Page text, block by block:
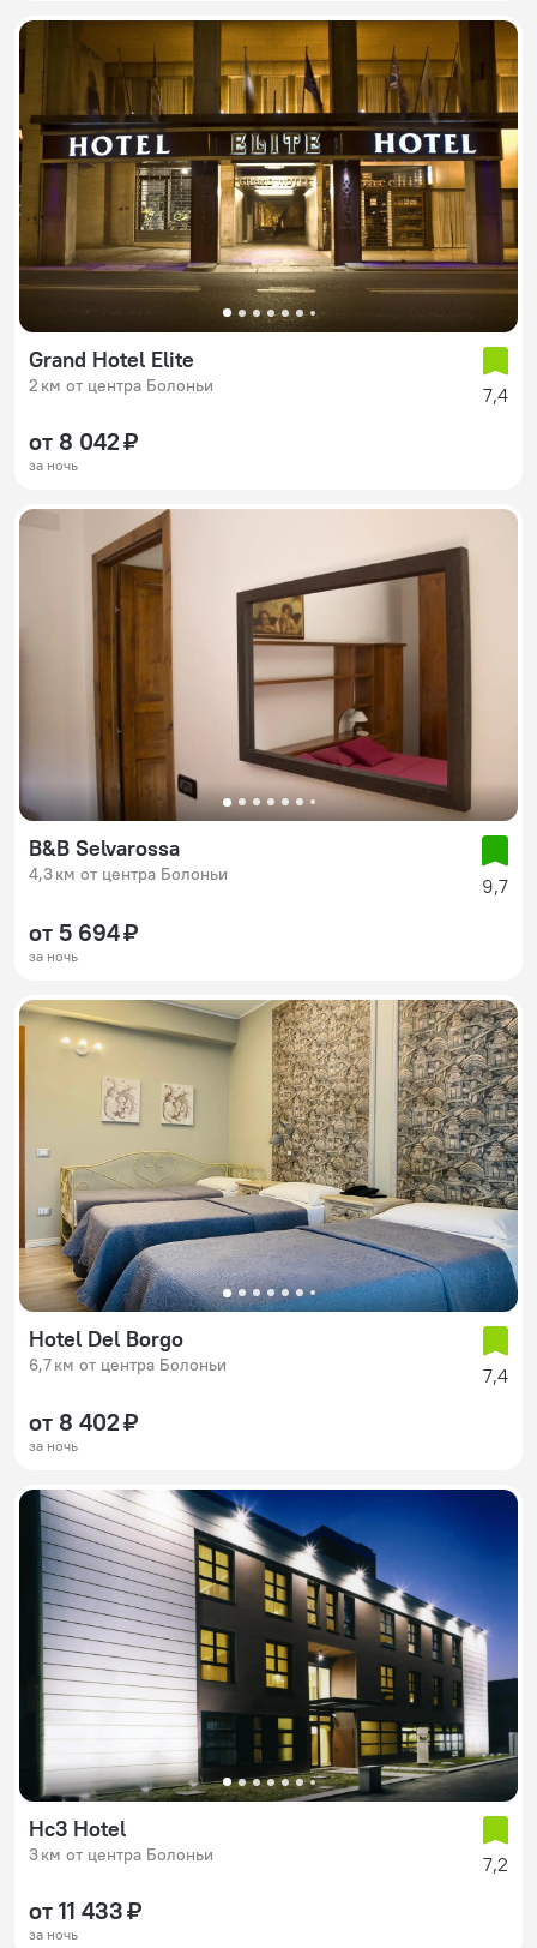
Grand Hotel Elite
2 км от центра Болоньи 7,4
от 8 042 ₽
за ночь
B&B Selvarossa
4,3 км от центра Болоньи 9,7
от 5 694 ₽
за ночь
Hotel Del Borgo
6,7 км от центра Болоньи 7,4
от 8 402 ₽
за ночь
Hc3 Hotel
3 км от центра Болоньи 7,2
от 11 433 ₽
за ночь